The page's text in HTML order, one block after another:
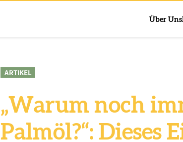
Über Uns
ARTIKEL
„Warum noch
Palmöl?“: Dieses